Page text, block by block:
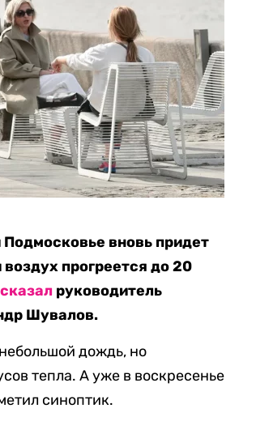
вновь придет
прогреется до 20
руководитель
Шувалов.
дождь, но
тепла. А уже в воскресенье
синоптик.